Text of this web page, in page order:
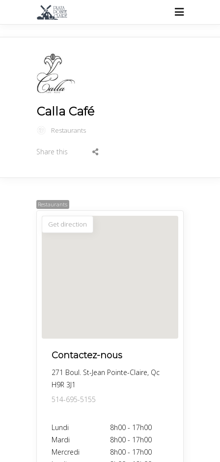
Calla Café
Restaurants
Share this
Restaurants
Get direction
Contactez-nous
271 Boul. St-Jean Pointe-Claire, Qc
H9R 3J1
514-695-5155
Lundi 8h00 - 17h00
Mardi
8h00 - 17h00
Mercredi
8h00 - 17h00